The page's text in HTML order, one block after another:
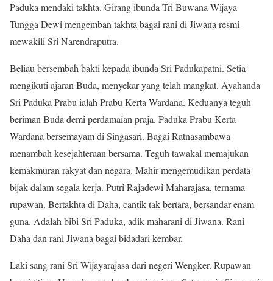
Paduka mendaki takhta. Girang ibunda Tri Buwana Wijaya
Tungga Dewi mengemban takhta bagai rani di Jiwana resmi
mewakili Sri Narendraputra.
Beliau bersembah bakti kepada ibunda Sri Padukapatni. Setia
mengikuti ajaran Buda, menyekar yang telah mangkat. Ayahanda
Sri Paduka Prabu ialah Prabu Kerta Wardana. Keduanya teguh
beriman Buda demi perdamaian praja. Paduka Prabu Kerta
Wardana bersemayam di Singasari. Bagai Ratnasambawa
menambah kesejahteraan bersama. Teguh tawakal memajukan
kemakmuran rakyat dan negara. Mahir mengemudikan perdata
bijak dalam segala kerja. Putri Rajadewi Maharajasa, ternama
rupawan. Bertakhta di Daha, cantik tak bertara, bersandar enam
guna. Adalah bibi Sri Paduka, adik maharani di Jiwana. Rani
Daha dan rani Jiwana bagai bidadari kembar.
Laki sang rani Sri Wijayarajasa dari negeri Wengker. Rupawan